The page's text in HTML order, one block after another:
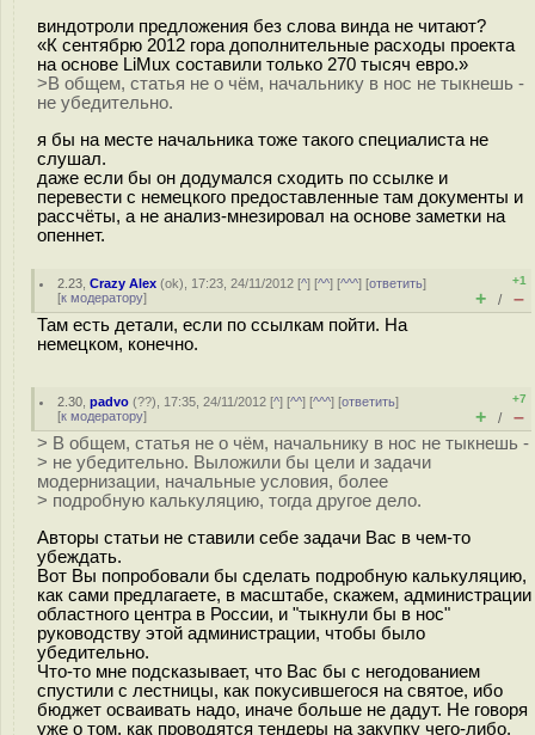
виндотроли предложения без слова винда не читают?
«К сентябрю 2012 гора дополнительные расходы проекта
на основе LiMux составили только 270 тысяч евро.»
>В общем, статья не о чём, начальнику в нос не тыкнешь -
не убедительно.
я бы на месте начальника тоже такого специалиста не
слушал.
даже если бы он додумался сходить по ссылке и
перевести с немецкого предоставленные там документы и
рассчёты, а не анализ-мнезировал на основе заметки на
опеннет.
2.23 ,Crazy Alex (ok), 17:23, 24/11/2012 [^] [^^] [^^^] [ответить]
[к модератору]
+1
+ / –
Там есть детали, если по ссылкам пойти. На
немецком, конечно.
2.30 ,padvo (??), 17:35, 24/11/2012 [^] [^^] [^^^] [ответить]
[к модератору]
+7
+ / –
> В общем, статья не о чём, начальнику в нос не тыкнешь -
> не убедительно. Выложили бы цели и задачи
модернизации, начальные условия, более
> подробную калькуляцию, тогда другое дело.
Авторы статьи не ставили себе задачи Вас в чем-то
убеждать.
Вот Вы попробовали бы сделать подробную калькуляцию,
как сами предлагаете, в масштабе, скажем, администрации
областного центра в России, и "тыкнули бы в нос"
руководству этой администрации, чтобы было
убедительно.
Что-то мне подсказывает, что Вас бы с негодованием
спустили с лестницы, как покусившегося на святое, ибо
бюджет осваивать надо, иначе больше не дадут. Не говоря
уже о том, как проводятся тендеры на закупку чего-либо.